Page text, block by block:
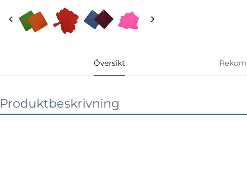
Översikt
Produktbeskrivning